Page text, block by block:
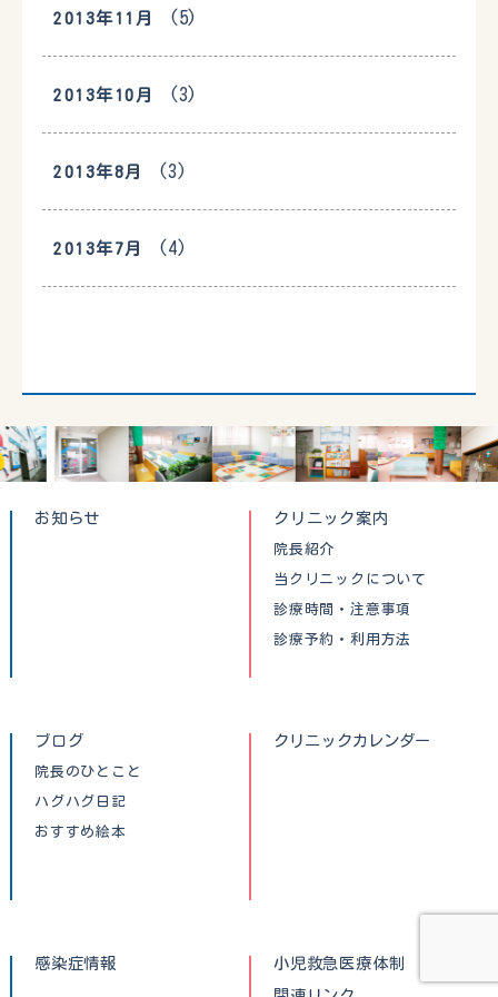
2013年11月 (5)
2013年10月 (3)
2013年8月 (3)
2013年7月 (4)
お知らせ クリニック案内
院長紹介
当クリニックについて
診療時間・注意事項
診療予約・利用方法
ブログ
院長のひとこと
ハグハグ日記
おすすめ絵本
クリニックカレンダー
感染症情報
小児救急医療体制